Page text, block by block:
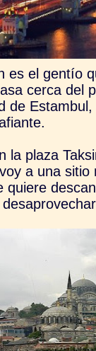
es el gentío
cerca del
de
la plaza
a una